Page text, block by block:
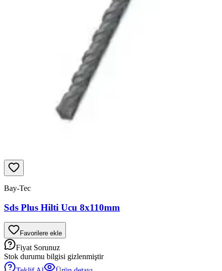
Bay-Tec
Sds Plus Hilti Ucu 8x110mm
Favorilere ekle
Fiyat Sorunuz
Stok durumu bilgisi gizlenmiştir